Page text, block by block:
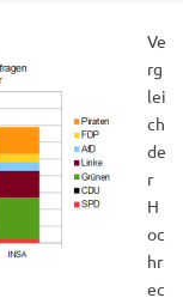
Ve
rg
lei
ch
de
r
H
oc
hr
ec